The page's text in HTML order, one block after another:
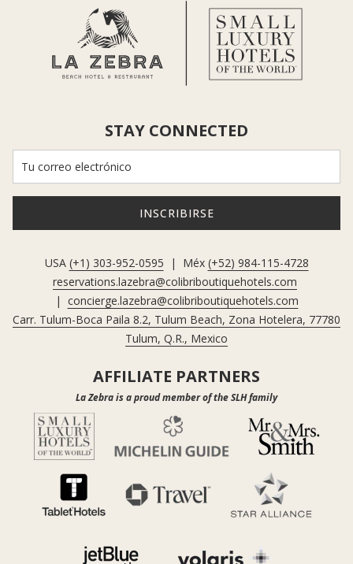
STAY CONNECTED
INSCRIBIRSE
USA (+1) 303-952-0595 | Méx (+52) 984-115-4728
reservations.lazebra@colibriboutiquehotels.com
| concierge.lazebra@colibriboutiquehotels.com
Carr. Tulum-Boca Paila 8.2, Tulum Beach, Zona Hotelera, 77780
Tulum, Q.R., Mexico
AFFILIATE PARTNERS
La Zebra is a proud member of the SLH family